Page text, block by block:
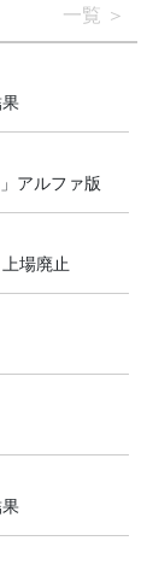
一覧
アルファ版
場廃止